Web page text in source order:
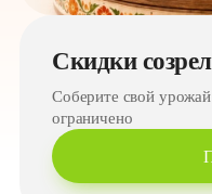
Скидки
Соберите свой
ограничено